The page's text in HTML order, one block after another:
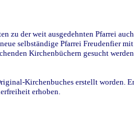
zu der weit ausgedehnten Pfarrei
selbständige Pfarrei Freudenfier
Kirchenbüchern gesucht
Kirchenbuches erstellt worden.
erhoben.